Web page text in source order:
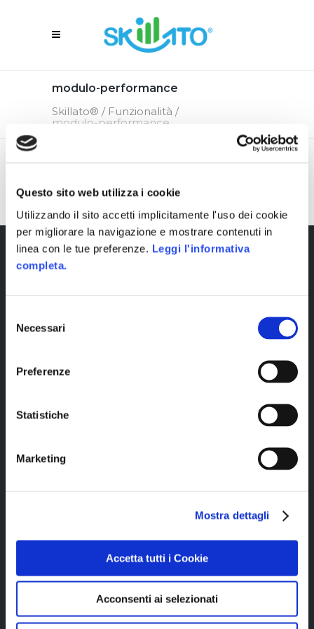
Questo sito web utilizza i cookie
Utilizzando il sito accetti implicitamente l'uso dei cookie
per migliorare la navigazione e mostrare contenuti in
linea con le tue preferenze. Leggi l'informativa
completa.
delNecessari
Preferenze
Statistiche
Marketing
Mostra dettagli
Accetta tutti i Cookie
Acconsenti ai selezionati
modulo-performance
Skillato® / Funzionalità /
modulo-performance
Copyright © 2023 Alittleb.it SRL.- P.IVA
www.alittleb.it
www.gamification.it